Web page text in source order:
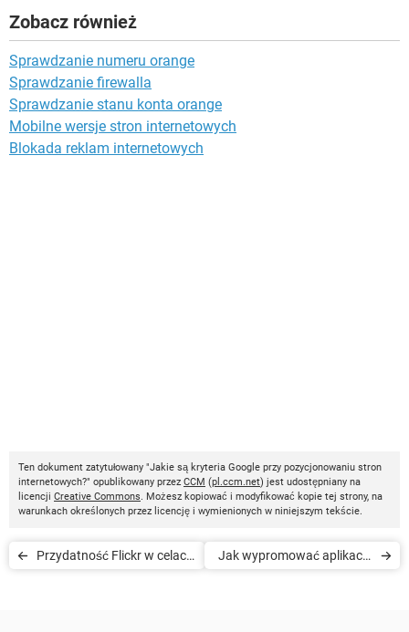
Zobacz również
Sprawdzanie numeru orange
Sprawdzanie firewalla
Sprawdzanie stanu konta orange
Mobilne wersje stron internetowych
Blokada reklam internetowych
Ten dokument zatytułowany "Jakie są kryteria Google przy pozycjonowaniu stron
internetowych?" opublikowany przez CCM (pl.ccm.net) jest udostępniany na
licencji Creative Commons. Możesz kopiować i modyfikować kopie tej strony, na
warunkach określonych przez licencję i wymienionych w niniejszym tekście.
Przydatność Flickr w celach
Jak wypromować aplikację